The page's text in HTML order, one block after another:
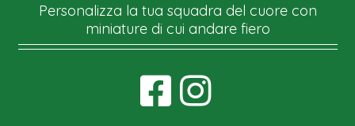
Personalizza la tua squadra del cuore con
miniature di cui andare fiero